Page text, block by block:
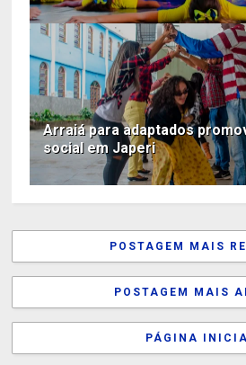
Arraiá para adaptados
social em Japeri
POSTAGEM MAIS
POSTAGEM MAIS
PÁGINA